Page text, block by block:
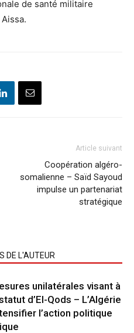
de santé militaire
Article suivant
Coopération algéro-
somalienne – Saïd Sayoud
impulse un partenariat
stratégique
DE L'AUTEUR
unilatérales visant à
d’El-Qods – L’Algérie
l’action politique